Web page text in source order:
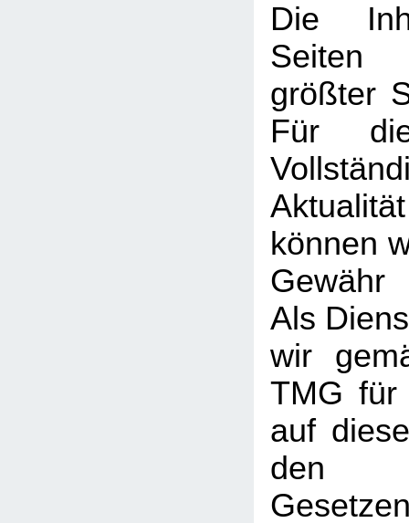
Die
Seiten
größter
Für
können
Gewähr
Als
wir
TMG für
auf
den